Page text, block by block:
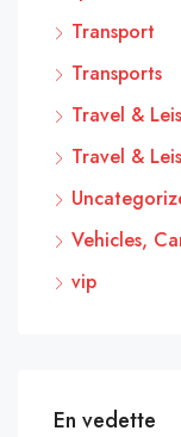
Transport
Transports
Travel &
Travel &
Vehicles,
vip
En vedette